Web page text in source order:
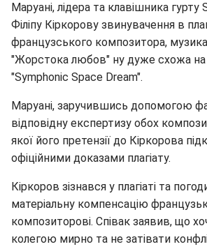
Маруані, лідера та клавішника
Філіпу Кіркорову звинувачення в
французського композитора, музика
"Жорстока любов" ну дуже схожа
"Symphonic Space Dream".
Маруані, заручившись допомогою
відповідну експертизу обох
якої його претензії до Кіркорова
офіційними доказами плагіату.
Кіркоров зізнався у плагіаті та
матеріальну компенсацію
композиторові. Співак заявив, що
колегою мирно та не затівати